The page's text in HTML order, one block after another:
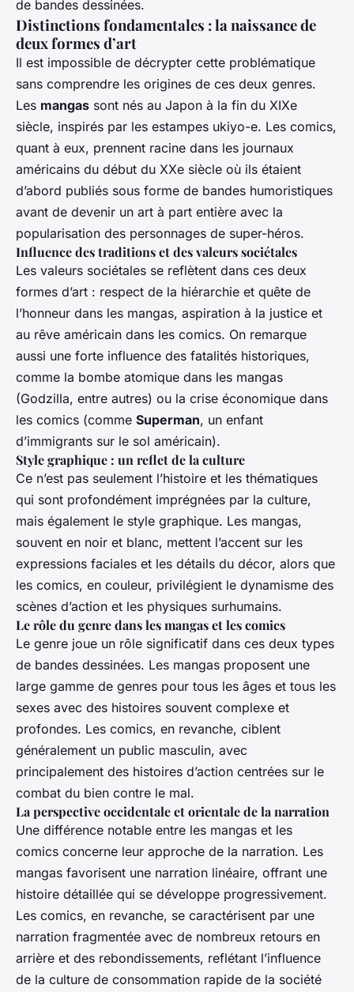
de bandes dessinées.
Distinctions fondamentales : la naissance de
deux formes d’art
Il est impossible de décrypter cette problématique
sans comprendre les origines de ces deux genres.
Les mangas sont nés au Japon à la fin du XIXe
siècle, inspirés par les estampes ukiyo-e. Les comics,
quant à eux, prennent racine dans les journaux
américains du début du XXe siècle où ils étaient
d’abord publiés sous forme de bandes humoristiques
avant de devenir un art à part entière avec la
popularisation des personnages de super-héros.
Influence des traditions et des valeurs sociétales
Les valeurs sociétales se reflètent dans ces deux
formes d’art : respect de la hiérarchie et quête de
l’honneur dans les mangas, aspiration à la justice et
au rêve américain dans les comics. On remarque
aussi une forte influence des fatalités historiques,
comme la bombe atomique dans les mangas
(Godzilla, entre autres) ou la crise économique dans
les comics (comme Superman, un enfant
d’immigrants sur le sol américain).
Style graphique : un reflet de la culture
Ce n’est pas seulement l’histoire et les thématiques
qui sont profondément imprégnées par la culture,
mais également le style graphique. Les mangas,
souvent en noir et blanc, mettent l’accent sur les
expressions faciales et les détails du décor, alors que
les comics, en couleur, privilégient le dynamisme des
scènes d’action et les physiques surhumains.
Le rôle du genre dans les mangas et les comics
Le genre joue un rôle significatif dans ces deux types
de bandes dessinées. Les mangas proposent une
large gamme de genres pour tous les âges et tous les
sexes avec des histoires souvent complexe et
profondes. Les comics, en revanche, ciblent
généralement un public masculin, avec
principalement des histoires d’action centrées sur le
combat du bien contre le mal.
La perspective occidentale et orientale de la narration
Une différence notable entre les mangas et les
comics concerne leur approche de la narration. Les
mangas favorisent une narration linéaire, offrant une
histoire détaillée qui se développe progressivement.
Les comics, en revanche, se caractérisent par une
narration fragmentée avec de nombreux retours en
arrière et des rebondissements, reflétant l’influence
de la culture de consommation rapide de la société